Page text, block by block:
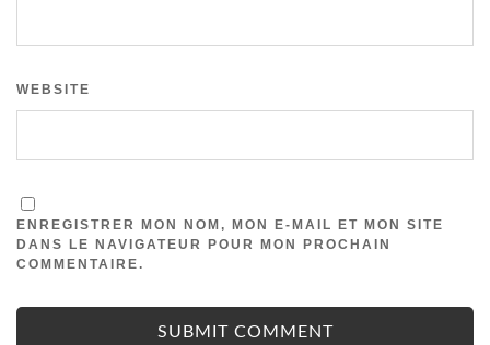
WEBSITE
ENREGISTRER MON NOM, MON E-MAIL ET MON SITE
DANS LE NAVIGATEUR POUR MON PROCHAIN
COMMENTAIRE.